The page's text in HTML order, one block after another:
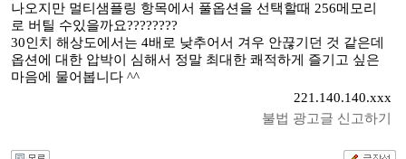
나오지만 멀티샘플링 항목에서 풀옵션을 선택할때 256메모리
로 버틸 수있을까요????????
30인치 해상도에서는 4배로 낮추어서 겨우 안끊기던 것 같은데
옵션에 대한 압박이 심해서 정말 최대한 쾌적하게 즐기고 싶은
마음에 물어봅니다 ^^
221.140.140.xxx
불법 광고글 신고하기